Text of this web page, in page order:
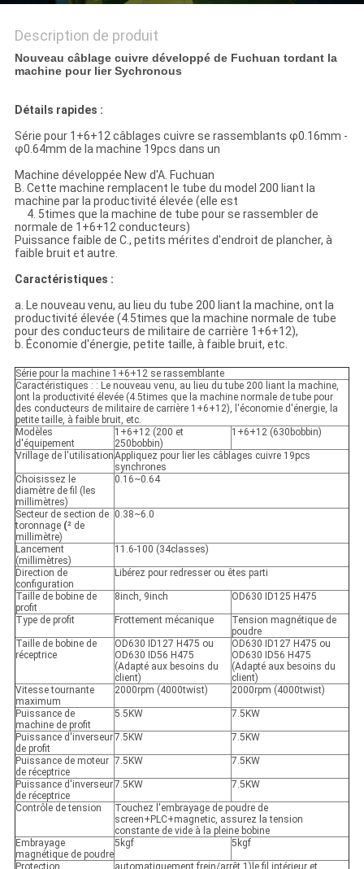
PRIVACY
POLICY
Description de produit
Nouveau câblage cuivre développé de Fuchuan tordant la
machine pour lier Sychronous
Détails rapides :
Série pour 1+6+12 câblages cuivre se rassemblants φ0.16mm -
φ0.64mm de la machine 19pcs dans un
Machine développée New d'A. Fuchuan
B. Cette machine remplacent le tube du model 200 liant la
machine par la productivité élevée (elle est
4. 5times que la machine de tube pour se rassembler de
normale de 1+6+12 conducteurs)
Puissance faible de C., petits mérites d'endroit de plancher, à
faible bruit et autre.
Caractéristiques :
a. Le nouveau venu, au lieu du tube 200 liant la machine, ont la
productivité élevée (4.5times que la machine normale de tube
pour des conducteurs de militaire de carrière 1+6+12),
b. Économie d'énergie, petite taille, à faible bruit, etc.
Série pour la machine 1+6+12 se rassemblante
Caractéristiques : : Le nouveau venu, au lieu du tube 200 liant la machine,
ont la productivité élevée (4.5times que la machine normale de tube pour
des conducteurs de militaire de carrière 1+6+12), l'économie d'énergie, la
petite taille, à faible bruit, etc.
Modèles
d'équipement
1+6+12 (200 et
250bobbin)
1+6+12 (630bobbin)
Vrillage de l'utilisationAppliquez pour lier les câblages cuivre 19pcs
synchrones
Choisissez le
diamètre de fil (les
millimètres)
0.16~0.64
Secteur de section de
toronnage (² de
millimètre)
0.38~6.0
Lancement
(millimètres)
11.6-100 (34classes)
Direction de
configuration
Libérez pour redresser ou êtes parti
Taille de bobine de
profit
8inch, 9inch OD630 ID125 H475
Type de profit Frottement mécanique
Tension magnétique de
poudre
Taille de bobine de
réceptrice
OD630 ID127 H475 ou
OD630 ID56 H475
(Adapté aux besoins du
client)
OD630 ID127 H475 ou
OD630 ID56 H475
(Adapté aux besoins du
client)
Vitesse tournante
maximum
2000rpm (4000twist) 2000rpm (4000twist)
Puissance de
machine de profit
5.5KW 7.5KW
Puissance d'inverseur
de profit
7.5KW 7.5KW
Puissance de moteur
de réceptrice
7.5KW 7.5KW
Puissance d'inverseur
de réceptrice
7.5KW 7.5KW
Contrôle de tension
Touchez l'embrayage de poudre de
screen+PLC+magnetic, assurez la tension
constante de vide à la pleine bobine
Embrayage
magnétique de poudre
5kgf 5kgf